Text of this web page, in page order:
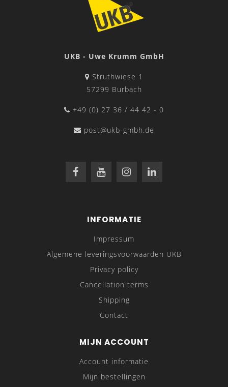
UKB - Uwe Krumm GmbH
Struthwiese 1
57299 Burbach
+49 (0) 27 36 / 44 42 - 0
post@ukb-gmbh.de
INFORMATIE
Impressum
Algemene leveringsvoorwaarden UKB
Privacy policy
Cancellation terms
Shipping
Contact
MIJN ACCOUNT
Account informatie
Mijn bestellingen